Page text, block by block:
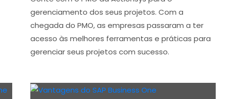
gerenciamento dos seus projetos. Com a
chegada do PMO, as empresas passaram a ter
acesso às melhores ferramentas e práticas para
gerenciar seus projetos com sucesso.